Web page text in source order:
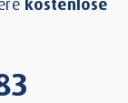
kostenlose